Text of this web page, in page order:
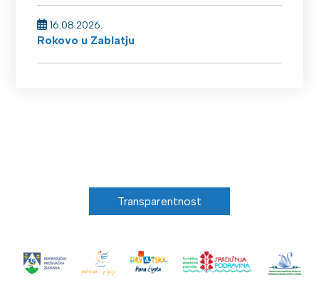
16.08.2026.
Rokovo u Zablatju
Transparentnost